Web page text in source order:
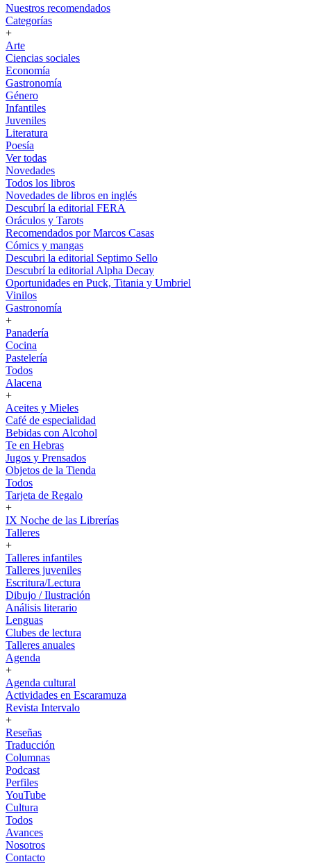
Nuestros recomendados
Categorías
+
Arte
Ciencias sociales
Economía
Gastronomía
Género
Infantiles
Juveniles
Literatura
Poesía
Ver todas
Novedades
Todos los libros
Novedades de libros en inglés
Descubrí la editorial FERA
Oráculos y Tarots
Recomendados por Marcos Casas
Cómics y mangas
Descubri la editorial Septimo Sello
Descubrí la editorial Alpha Decay
Oportunidades en Puck, Titania y Umbriel
Vinilos
Gastronomía
+
Panadería
Cocina
Pastelería
Todos
Alacena
+
Aceites y Mieles
Café de especialidad
Bebidas con Alcohol
Te en Hebras
Jugos y Prensados
Objetos de la Tienda
Todos
Tarjeta de Regalo
+
IX Noche de las Librerías
Talleres
+
Talleres infantiles
Talleres juveniles
Escritura/Lectura
Dibujo / Ilustración
Análisis literario
Lenguas
Clubes de lectura
Talleres anuales
Agenda
+
Agenda cultural
Actividades en Escaramuza
Revista Intervalo
+
Reseñas
Traducción
Columnas
Podcast
Perfiles
YouTube
Cultura
Todos
Avances
Nosotros
Contacto